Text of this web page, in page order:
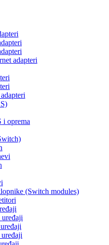
adapteri
i oprema
(Switch modules)